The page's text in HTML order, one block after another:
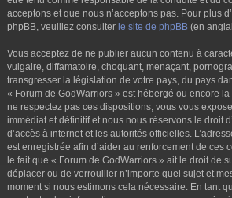
acceptons et que nous n’acceptons pas. Pour plus
phpBB, veuillez consulter le site de phpBB (en
Vous acceptez de ne publier aucun contenu à
vulgaire, diffamatoire, choquant, menaçant,
transgresser la législation de votre pays, du pays
« Forum de GodWarriors » est hébergé ou encore
ne respectez pas ces dispositions, vous vous
immédiat et définitif et nous nous réservons le droit
d’accès à internet et les autorités officielles.
est enregistrée afin d’aider au renforcement de ces
le fait que « Forum de GodWarriors » ait le droit de
déplacer ou de verrouiller n’importe quel sujet et
moment si nous estimons cela nécessaire. En tant